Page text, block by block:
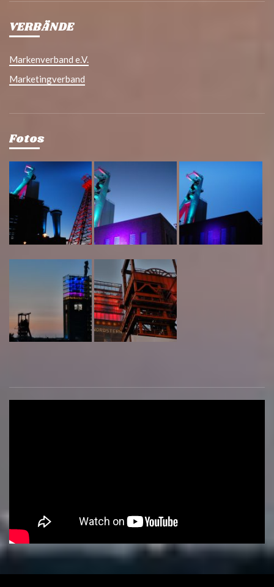
VERBÄNDE
Markenverband e.V.
Marketingverband
Fotos